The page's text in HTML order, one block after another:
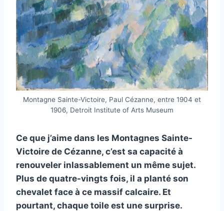
Montagne Sainte-Victoire, Paul Cézanne, entre 1904 et
1906, Detroit Institute of Arts Museum
Ce que j’aime dans les Montagnes Sainte-
Victoire de Cézanne, c’est sa capacité à
renouveler inlassablement un même sujet.
Plus de quatre-vingts fois, il a planté son
chevalet face à ce massif calcaire. Et
pourtant, chaque toile est une surprise.